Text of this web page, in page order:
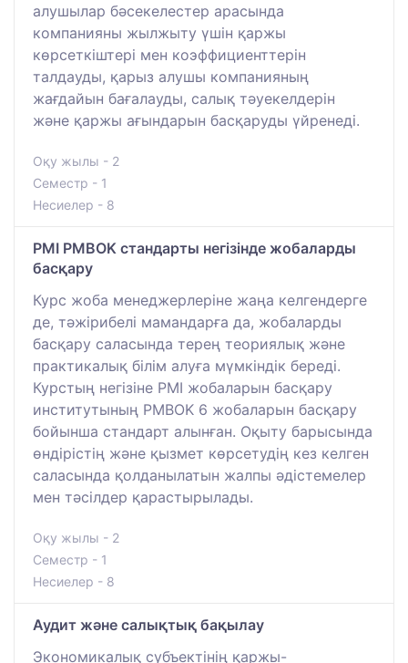
алушылар бәсекелестер арасында
компанияны жылжыту үшін қаржы
көрсеткіштері мен коэффициенттерін
талдауды, қарыз алушы компанияның
жағдайын бағалауды, салық тәуекелдерін
және қаржы ағындарын басқаруды үйренеді.
Оқу жылы - 2
Семестр - 1
Несиелер - 8
PMI PMBOK стандарты негізінде жобаларды
басқару
Курс жоба менеджерлеріне жаңа келгендерге
де, тәжірибелі мамандарға да, жобаларды
басқару саласында терең теориялық және
практикалық білім алуға мүмкіндік береді.
Курстың негізіне PMI жобаларын басқару
институтының PMBOK 6 жобаларын басқару
бойынша стандарт алынған. Оқыту барысында
өндірістің және қызмет көрсетудің кез келген
саласында қолданылатын жалпы әдістемелер
мен тәсілдер қарастырылады.
Оқу жылы - 2
Семестр - 1
Несиелер - 8
Аудит және салықтық бақылау
Экономикалық субъектінің қаржы-